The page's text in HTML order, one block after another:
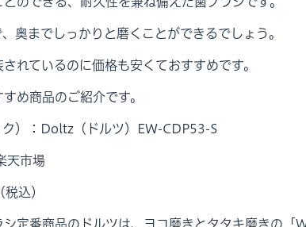
奥までしっかりと磨くことができるでしょう。
れているのに価格も安くておすすめです。
め商品のご紹介です。
）：Doltz（ドルツ）EW-CDP53-S
天市場
込）
定番商品のドルツは、ヨコ磨きとタタキ磨きの「